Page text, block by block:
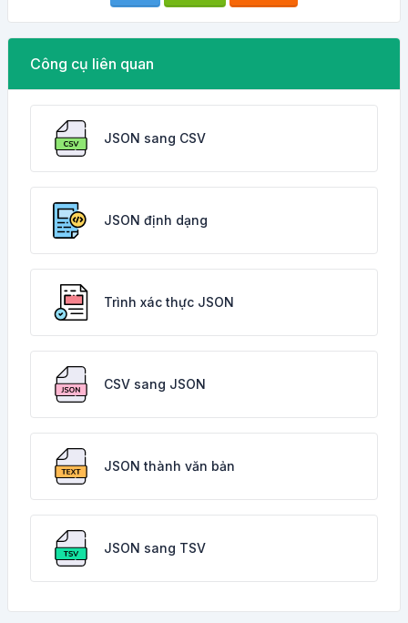
Công cụ liên quan
JSON sang CSV
JSON định dạng
Trình xác thực JSON
CSV sang JSON
JSON thành văn bản
JSON sang TSV